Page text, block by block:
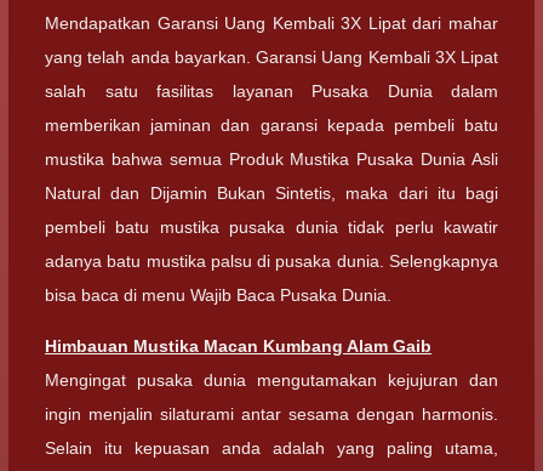
Mendapatkan Garansi Uang Kembali 3X Lipat dari mahar
yang telah anda bayarkan. Garansi Uang Kembali 3X Lipat
salah satu fasilitas layanan Pusaka Dunia dalam
memberikan jaminan dan garansi kepada pembeli batu
mustika bahwa semua Produk Mustika Pusaka Dunia Asli
Natural dan Dijamin Bukan Sintetis, maka dari itu bagi
pembeli batu mustika pusaka dunia tidak perlu kawatir
adanya batu mustika palsu di pusaka dunia. Selengkapnya
bisa baca di menu Wajib Baca Pusaka Dunia.
Himbauan Mustika Macan Kumbang Alam Gaib
Mengingat pusaka dunia mengutamakan kejujuran dan
ingin menjalin silaturami antar sesama dengan harmonis.
Selain itu kepuasan anda adalah yang paling utama,